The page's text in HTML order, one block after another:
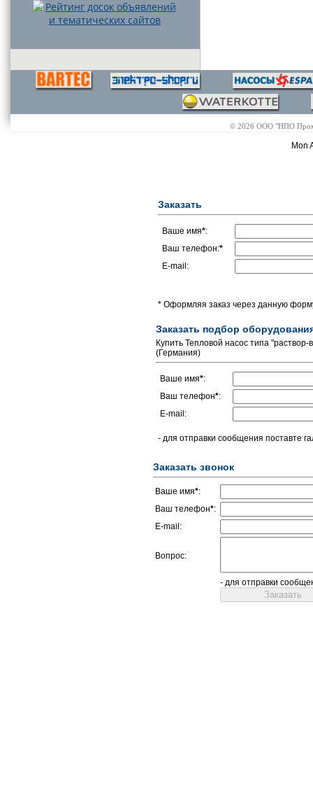
© 2026 ООО "НПО
Mon
Заказать
Ваше имя*:
Ваш телефон:*
E-mail:
* Оформляя заказ через данную
Заказать подбор
Купить Тепловой насос типа
(Германия)
Ваше имя*:
Ваш телефон*:
E-mail:
- для отправки сообщения поставте
Заказать звонок
Ваше имя*:
Ваш телефон*:
E-mail:
Вопрос:
- для отправки